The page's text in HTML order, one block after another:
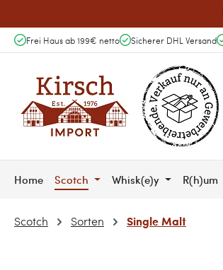
Frei Haus ab 199€ netto Sicherer DHL Versand
Home Scotch Whisk(e)y R(h)um
Scotch Sorten Single Malt